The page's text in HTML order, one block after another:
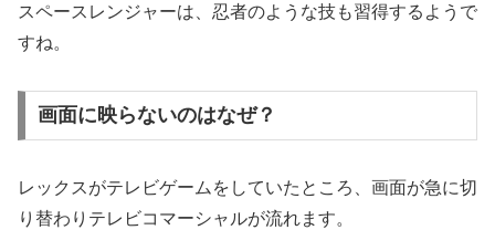
スペースレンジャーは、忍者のような技も習得するようで
すね。
画面に映らないのはなぜ？
レックスがテレビゲームをしていたところ、画面が急に切
り替わりテレビコマーシャルが流れます。